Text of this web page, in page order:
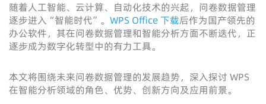
随着人工智能、云计算、自动化技术的兴起，问卷数据管理
逐步进入“智能时代”。 WPS Office 下载后作为国产领先的
办公软件，其在问卷数据管理和智能分析方面不断迭代，正
逐步成为数字化转型中的有力工具。
本文将围绕未来问卷数据管理的发展趋势，深入探讨 WPS
在智能分析领域的角色、优势、创新方向及应用前景。